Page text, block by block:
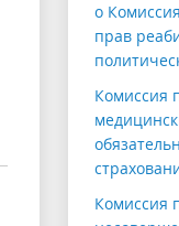
o
прав
Комиссия
Комиссия